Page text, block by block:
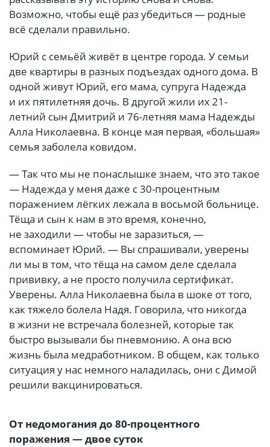
Возможно, чтобы ещё раз убедиться — родные
всё сделали правильно.
Юрий с семьёй живёт в центре города. У семьи
две квартиры в разных подъездах одного дома. В
одной живут Юрий, его мама, супруга Надежда
и их пятилетняя дочь. В другой жили их 21-
летний сын Дмитрий и 76-летняя мама Надежды
Алла Николаевна. В конце мая первая, «большая»
семья заболела ковидом.
— Так что мы не понаслышке знаем, что это такое
— Надежда у меня даже с 30-процентным
поражением лёгких лежала в восьмой больнице.
Тёща и сын к нам в это время, конечно,
не заходили — чтобы не заразиться, —
вспоминает Юрий. — Вы спрашивали, уверены
ли мы в том, что тёща на самом деле сделала
прививку, а не просто получила сертификат.
Уверены. Алла Николаевна была в шоке от того,
как тяжело болела Надя. Говорила, что никогда
в жизни не встречала болезней, которые так
быстро вызывали бы пневмонию. А она всю
жизнь была медработником. В общем, как только
ситуация у нас немного наладилась, они с Димой
решили вакцинироваться.
От недомогания до 80-процентного
поражения — двое суток